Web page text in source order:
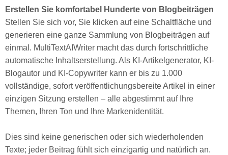
Erstellen Sie komfortabel Hunderte von Blogbeiträgen
Stellen Sie sich vor, Sie klicken auf eine Schaltfläche und
generieren eine ganze Sammlung von Blogbeiträgen auf
einmal. MultiTextAIWriter macht das durch fortschrittliche
automatische Inhaltserstellung. Als KI-Artikelgenerator, KI-
Blogautor und KI-Copywriter kann er bis zu 1.000
vollständige, sofort veröffentlichungsbereite Artikel in einer
einzigen Sitzung erstellen – alle abgestimmt auf Ihre
Themen, Ihren Ton und Ihre Markenidentität.
Dies sind keine generischen oder sich wiederholenden
Texte; jeder Beitrag fühlt sich einzigartig und natürlich an.